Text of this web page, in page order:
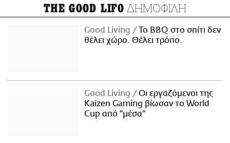
THE GOOD LIFO ΔΗΜΟΦΙΛΗ
Good Living
Το BBQ στο σπίτι δεν
θέλει χώρο. Θέλει τρόπο.
Good Living
Οι εργαζόμενοι της
Kaizen Gaming βίωσαν το World
Cup από "μέσα"